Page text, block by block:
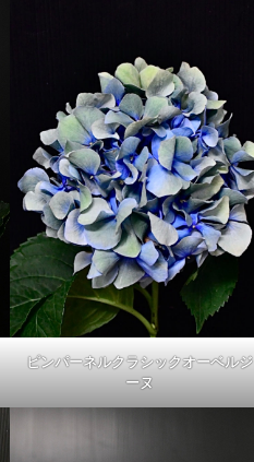
ピンパーネルクラシックオーベルジ
ーヌ